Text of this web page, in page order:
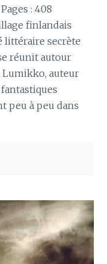
: 408
finlandais
littéraire secrète
réunit autour
Lumikko, auteur
peu à peu dans